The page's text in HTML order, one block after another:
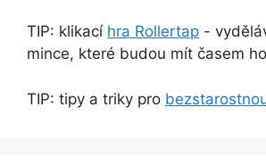
TIP: klikací hra Rollertap -
mince, které budou mít časem
TIP: tipy a triky pro